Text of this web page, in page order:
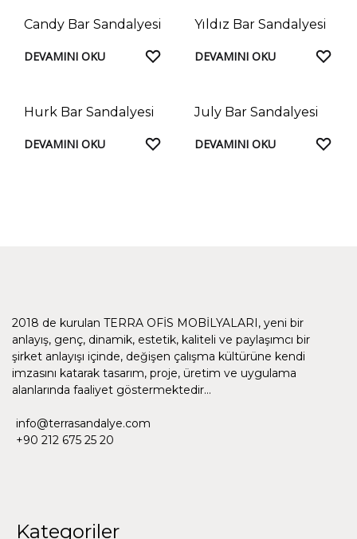
Candy Bar Sandalyesi
DEVAMINI OKU
FAVORILERE
Yıldız Bar Sandalyesi
DEVAMINI OKU
Hurk Bar Sandalyesi
DEVAMINI OKU
FAVORILERE
July Bar Sandalyesi
DEVAMINI OKU
2018 de kurulan TERRA OFİS MOBİLYALARI, yeni bir
anlayış, genç, dinamik, estetik, kaliteli ve paylaşımcı bir
şirket anlayışı içinde, değişen çalışma kültürüne kendi
imzasını katarak tasarım, proje, üretim ve uygulama
alanlarında faaliyet göstermektedir…
info@terrasandalye.com
+90 212 675 25 20
Kategoriler